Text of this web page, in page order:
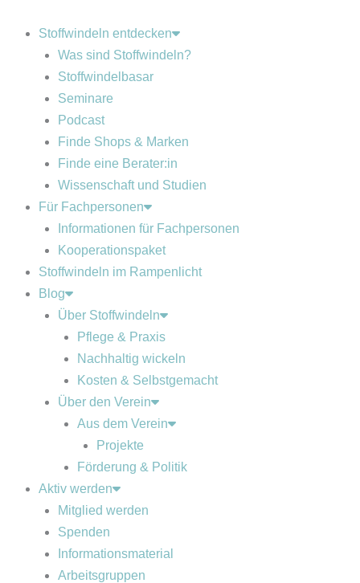
Stoffwindeln entdecken
Was sind Stoffwindeln?
Stoffwindelbasar
Seminare
Podcast
Finde Shops & Marken
Finde eine Berater:in
Wissenschaft und Studien
Für Fachpersonen
Informationen für Fachpersonen
Kooperationspaket
Stoffwindeln im Rampenlicht
Blog
Über Stoffwindeln
Pflege & Praxis
Nachhaltig wickeln
Kosten & Selbstgemacht
Über den Verein
Aus dem Verein
Projekte
Förderung & Politik
Aktiv werden
Mitglied werden
Spenden
Informationsmaterial
Arbeitsgruppen